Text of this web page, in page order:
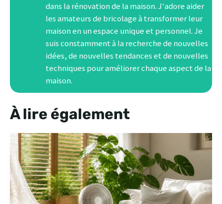
dans la rénovation de la maison. J'adore aider
les amateurs de bricolage à transformer leur
maison en un espace unique et personnel. Je
suis constamment à la recherche de nouvelles
idées, de nouvelles tendances et de nouvelles
techniques pour améliorer chaque aspect de la
maison.
À lire également